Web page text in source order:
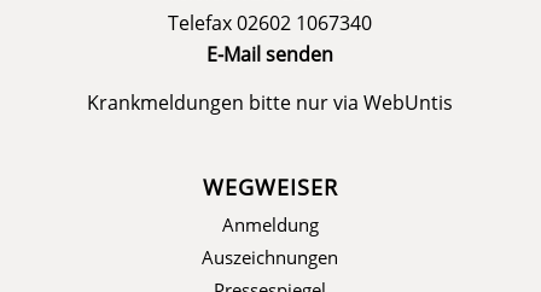
Telefax 02602 1067340
E-Mail senden
Krankmeldungen bitte nur viaWebUntis
WEGWEISER
Anmeldung
Auszeichnungen